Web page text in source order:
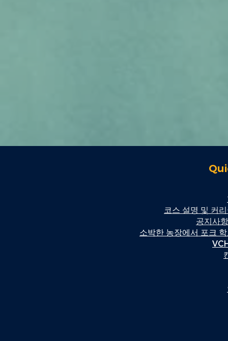
코스 설명 및 커
공지사
소박한 농장에서 포크